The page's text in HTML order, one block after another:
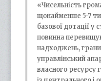
«Чисельність
щонайменше 5-7
базової дотації у
повинна
надходжень,
управлінський
власного ресурсу